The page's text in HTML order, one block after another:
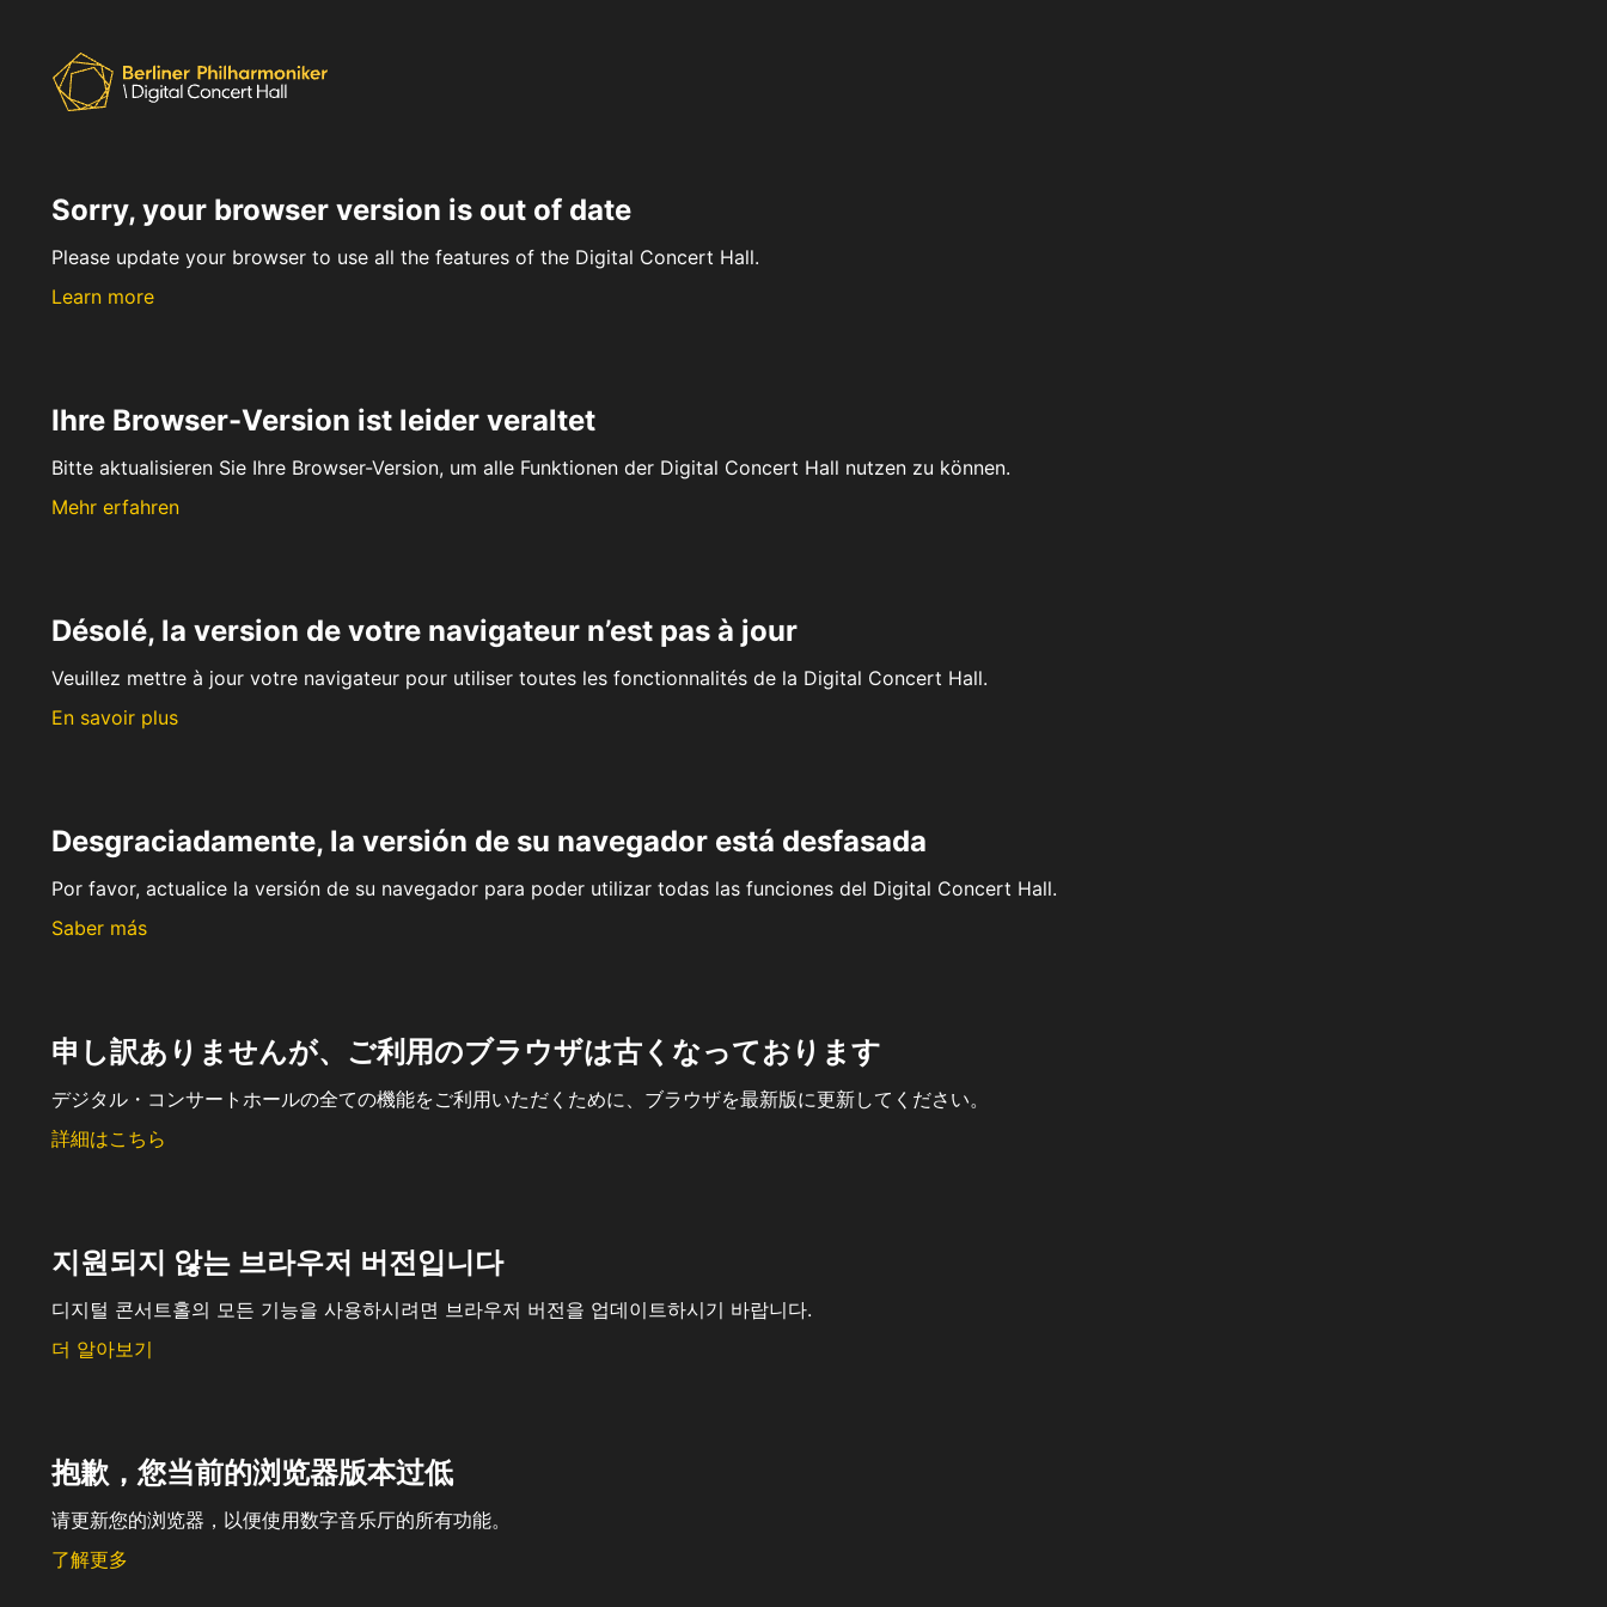
Sorry, your browser version is out of date
Please update your browser to use all the features of the Digital Concert Hall.
Learn more
Ihre Browser-Version ist leider veraltet
Bitte aktualisieren Sie Ihre Browser-Version, um alle Funktionen der Digital Concert Hall nutzen zu können.
Mehr erfahren
Désolé, la version de votre navigateur n’est pas à jour
Veuillez mettre à jour votre navigateur pour utiliser toutes les fonctionnalités de la Digital Concert Hall.
En savoir plus
Desgraciadamente, la versión de su navegador está desfasada
Por favor, actualice la versión de su navegador para poder utilizar todas las funciones del Digital Concert Hall.
Saber más
申し訳ありませんが、ご利用のブラウザは古くなっております
デジタル・コンサートホールの全ての機能をご利用いただくために、ブラウザを最新版に更新してください。
詳細はこちら
지원되지 않는 브라우저 버전입니다
디지털 콘서트홀의 모든 기능을 사용하시려면 브라우저 버전을 업데이트하시기 바랍니다.
더 알아보기
抱歉，您当前的浏览器版本过低
请更新您的浏览器，以便使用数字音乐厅的所有功能。
了解更多